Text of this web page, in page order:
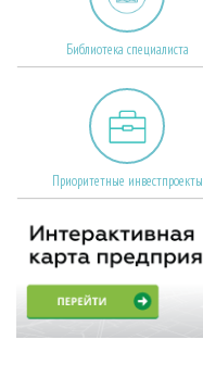
Библиотека специалиста
Приоритетные инвестпроекты